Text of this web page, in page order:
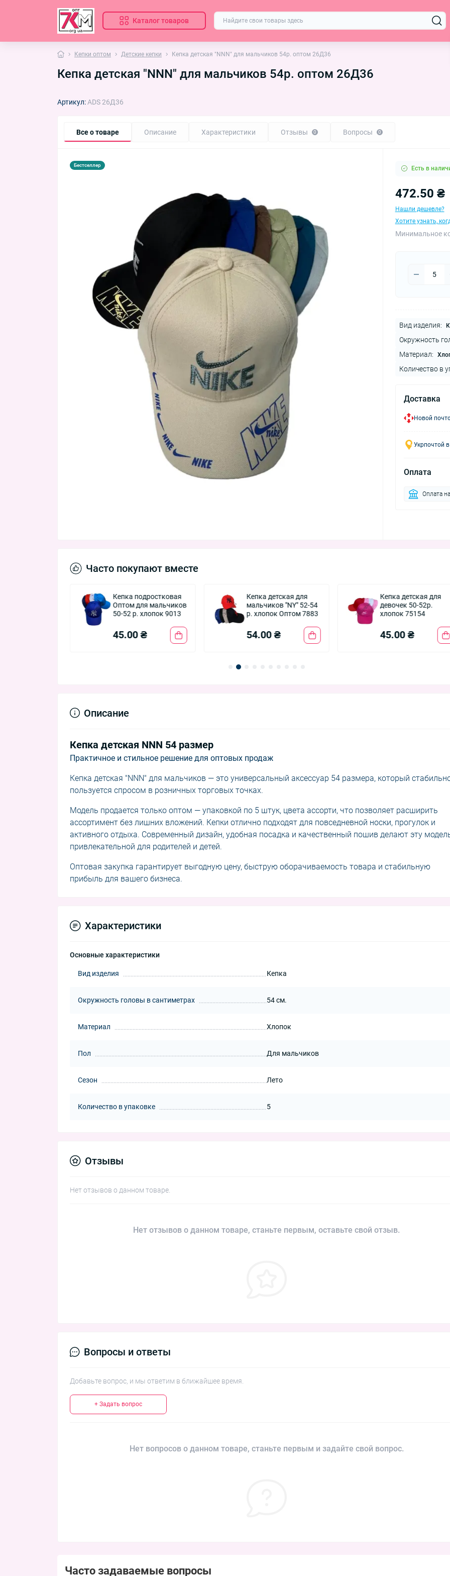
Каталог товаров
Кепки оптом Детские кепки Кепка детская "NNN" для мальчиков 54р. оптом 26Д36
Кепка детская "NNN" для мальчиков 54р. оптом 26Д36
Артикул:ADS 26Д36
Все о товаре Описание Характеристики Отзывы 0 Вопросы 0
Бестселлер Есть в
472.50 ₴
Нашли дешевле?
Хотите узнать,
Минимальное
Вид изделия:
Окружность
Материал:
Количество в
Доставка
Новой
Укрпочтой
Оплата
Оплата
Часто покупают вместе
Кепка подростковая
Оптом для мальчиков
50-52 р. хлопок 9013
45.00 ₴
Кепка детская для
мальчиков "NY" 52-54
р. хлопок Оптом 7883
54.00 ₴
Кепка детская для
девочек 50-52р.
хлопок 75154
45.00 ₴
Описание
Кепка детская NNN 54 размер
Практичное и стильное решение для оптовых продаж
Кепка детская "NNN" для мальчиков — это универсальный аксессуар 54 размера, который
пользуется спросом в розничных торговых точках.
Модель продается только оптом — упаковкой по 5 штук, цвета ассорти, что позволяет расширить
ассортимент без лишних вложений. Кепки отлично подходят для повседневной носки, прогулок и
активного отдыха. Современный дизайн, удобная посадка и качественный пошив делают эту
привлекательной для родителей и детей.
Оптовая закупка гарантирует выгодную цену, быструю оборачиваемость товара и стабильную
прибыль для вашего бизнеса.
Характеристики
Основные характеристики
Вид изделия Кепка
Окружность головы в сантиметрах 54 см.
Материал Хлопок
Пол Для мальчиков
Сезон Лето
Количество в упаковке 5
Отзывы
Нет отзывов о данном товаре.
Нет отзывов о данном товаре, станьте первым, оставьте свой отзыв.
Вопросы и ответы
Добавьте вопрос, и мы ответим в ближайшее время.
+ Задать вопрос
Нет вопросов о данном товаре, станьте первым и задайте свой вопрос.
Часто задаваемые вопросы